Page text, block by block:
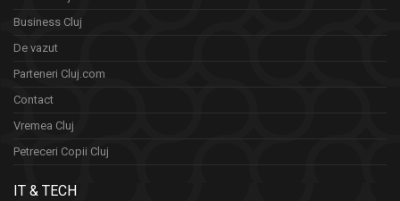
Business Cluj
De vazut
Parteneri Cluj.com
Contact
Vremea Cluj
Petreceri Copii Cluj
IT & TECH